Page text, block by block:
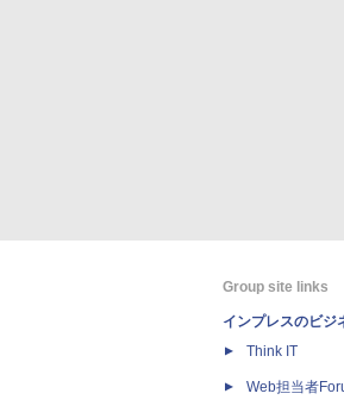
Group site links
インプレスのビジ
Think IT
Web担当者